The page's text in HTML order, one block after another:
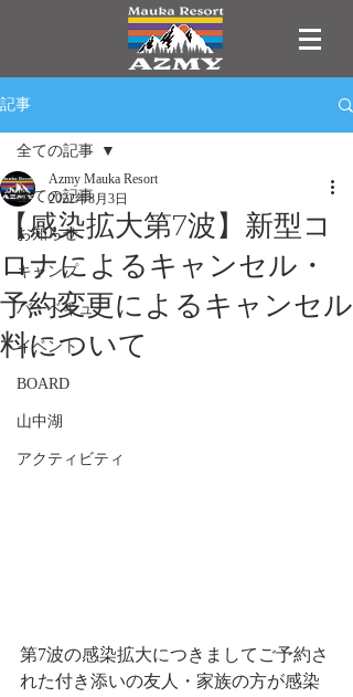
記事
全ての記事
お知らせ
キャンプ
バーベキュー
イベント
BOARD
山中湖
アクティビティ
全ての記事
【感染拡大第7波】新型コ
ロナによるキャンセル・
予約変更によるキャンセル
料について
Azmy Mauka Resort
2022年8月3日
第7波の感染拡大につきましてご予約さ
れた付き添いの友人・家族の方が感染